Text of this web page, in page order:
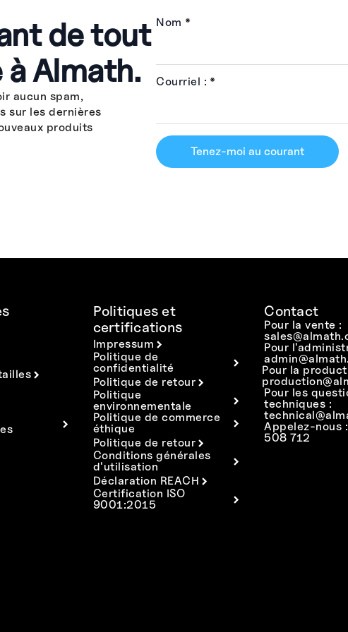
de tout
à Almath.
aucun spam,
sur les dernières
produits
Nom *
Courriel : *
Tenez-moi au courant
Politiques et
certifications
Impressum
Politique de
confidentialité
Politique de retour
Politique
environnementale
Politique de commerce
éthique
Politique de retour
Conditions générales
d'utilisation
Déclaration REACH
Certification ISO
9001:2015
Contact
Pour la vente :
Pour
Pour la
Pour les
techniques :
Appelez-nous
508 712